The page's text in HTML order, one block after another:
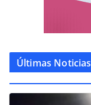
Últimas Noticias